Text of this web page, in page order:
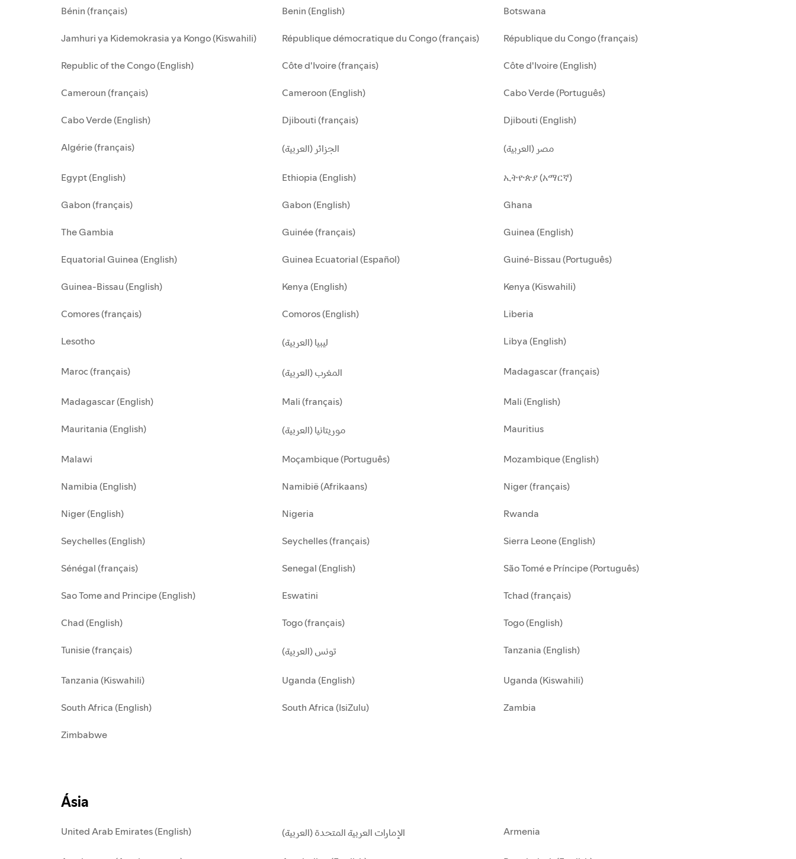
Bénin (français) Benin (English) Botswana
Jamhuri ya Kidemokrasia ya Kongo (Kiswahili) République démocratique du Congo (français) République du Congo (français)
Republic of the Congo (English) Côte d'Ivoire (français) Côte d'Ivoire (English)
Cameroun (français) Cameroon (English) Cabo Verde (Português)
Cabo Verde (English) Djibouti (français) Djibouti (English)
Algérie (français) الجزائر (العربية) مصر (العربية)
Egypt (English) Ethiopia (English) ኢትዮጵያ (አማርኛ)
Gabon (français) Gabon (English) Ghana
The Gambia Guinée (français) Guinea (English)
Equatorial Guinea (English) Guinea Ecuatorial (Español) Guiné-Bissau (Português)
Guinea-Bissau (English) Kenya (English) Kenya (Kiswahili)
Comores (français) Comoros (English) Liberia
Lesotho ليبيا (العربية) Libya (English)
Maroc (français) المغرب (العربية) Madagascar (français)
Madagascar (English) Mali (français) Mali (English)
Mauritania (English) موريتانيا (العربية) Mauritius
Malawi Moçambique (Português) Mozambique (English)
Namibia (English) Namibië (Afrikaans) Niger (français)
Niger (English) Nigeria Rwanda
Seychelles (English) Seychelles (français) Sierra Leone (English)
Sénégal (français) Senegal (English) São Tomé e Príncipe (Português)
Sao Tome and Principe (English) Eswatini Tchad (français)
Chad (English) Togo (français) Togo (English)
Tunisie (français) تونس (العربية) Tanzania (English)
Tanzania (Kiswahili) Uganda (English) Uganda (Kiswahili)
South Africa (English) South Africa (IsiZulu) Zambia
Zimbabwe
Ásia
United Arab Emirates (English) الإمارات العربية المتحدة (العربية) Armenia